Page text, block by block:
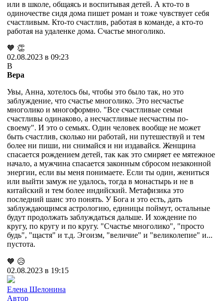
или в школе, общаясь и воспитывая детей. А кто-то в
одиночестве сидя дома пишет роман и тоже чувствует себя
счастливым. Кто-то счастлив, работая в команде, а кто-то
работая на удаленке дома. Счастье многолико.
🧡 👏
02.08.2023 в 09:23
В
Вера
Увы, Анна, хотелось бы, чтобы это было так, но это
заблуждение, что счастье многолико. Это несчастье
многолико и многоформно. "Все счастливые семьи
счастливы одинаково, а несчастливые несчастны по-
своему". И это о семьях. Один человек вообще не может
быть счастлив, сколько ни работай, ни путешествуй и тем
более ни пиши, ни снимайся и ни издавайся. Женщина
спасается рождением детей, так как это смиряет ее мятежное
начало, а мужчина спасается законным сбросом незаконной
энергии, если вы меня понимаете. Если ты один, жениться
или выйти замуж не удалось, тогда в монастырь и не в
китайский и тем более индийский. Метафизика это
последний шанс это понять. У Бога и это есть, дать
заблуждающимся астрологию, единицы поймут, остальные
будут продолжать заблуждаться дальше. И хождение по
кругу, по кругу и по кругу. "Счастье многолико", "просто
будь", "щастя" и т.д. Эгоизм, "величие" и "великолепие" и...
пустота.
🧡 😥
02.08.2023 в 19:15
Елена Шелонина
Автор